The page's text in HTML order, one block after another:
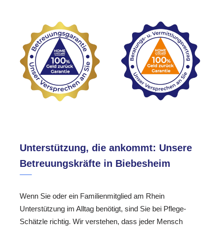
Unterstützung, die ankommt: Unsere
Betreuungskräfte in Biebesheim
Wenn Sie oder ein Familienmitglied am Rhein
Unterstützung im Alltag benötigt, sind Sie bei Pflege-
Schätzle richtig. Wir verstehen, dass jeder Mensch